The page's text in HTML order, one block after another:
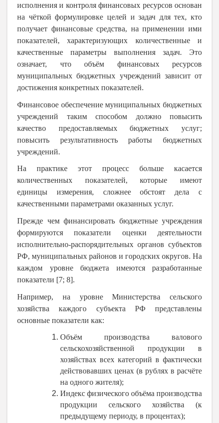
исполнения и контроля финансовых ресурсов основан
на чёткой формулировке целей и задач для тех, кто
получает финансовые средства, на применении ими
показателей, характеризующих количественные и
качественные параметры выполнения задач. Это
означает, что объём финансовых ресурсов
муниципальных бюджетных учреждений зависит от
достижения конкретных показателей.
Финансовое обеспечение муниципальных бюджетных
учреждений таким способом должно повысить
качество предоставляемых бюджетных услуг;
повысить результативность работы бюджетных
учреждений.
На практике этот процесс больше касается
количественных показателей, которые имеют
единицы измерения, сложнее обстоят дела с
качественными параметрами оказанных услуг.
Прежде чем финансировать бюджетные учреждения
формируются показатели оценки деятельности
исполнительно-распорядительных органов субъектов
РФ, муниципальных районов и городских округов. На
каждом уровне бюджета имеются разработанные
показатели [7; 8].
Например, на уровне Министерства сельского
хозяйства каждого субъекта РФ представлены
основные показатели как:
Объём производства валового
сельскохозяйственной продукции в
хозяйствах всех категорий в фактически
действовавших ценах (в рублях в расчёте
на одного жителя);
Индекс физического объёма производства
продукции сельского хозяйства (к
предыдущему периоду, в процентах);